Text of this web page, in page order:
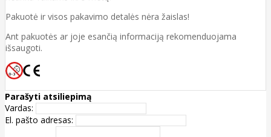
Pakuotė ir visos pakavimo detalės nėra žaislas!
Ant pakuotės ar joje esančią informaciją rekomenduojama
išsaugoti.
Parašyti atsiliepimą
Vardas:
El. pašto adresas: